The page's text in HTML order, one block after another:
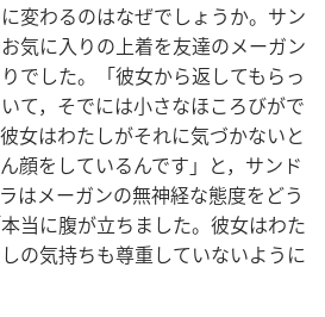
変わるのはなぜでしょうか。サン
気に入りの上着を友達のメーガン
でした。「彼女から返してもらっ
て，そでには小さなほころびがで
女はわたしがそれに気づかないと
顔をしているんです」と，サンド
はメーガンの無神経な態度をどう
当に腹が立ちました。彼女はわた
の気持ちも尊重していないように